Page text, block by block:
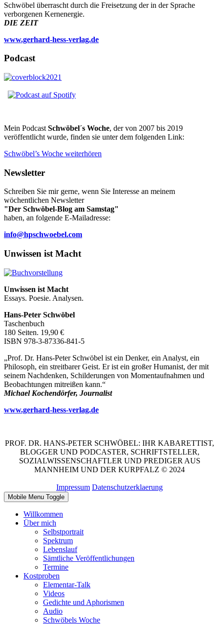
Schwöbel überrascht durch die Freisetzung der in der Sprache
verborgenen Kernenergie.
DIE ZEIT
www.gerhard-hess-verlag.de
Podcast
Mein Podcast Schwöbel´s Woche, der von 2007 bis 2019
veröffentlicht wurde, finden sie unter dem folgenden Link:
Schwöbel’s Woche weiterhören
Newsletter
Schreiben Sie mir gerne, wenn Sie Interesse an meinem
wöchentlichen Newsletter
"Der Schwöbel-Blog am Samstag"
haben, an folgende E-Mailadresse:
info@hpschwoebel.com
Unwissen ist Macht
Unwissen ist Macht
Essays. Poesie. Analysen.
Hans-Peter Schwöbel
Taschenbuch
180 Seiten. 19,90 €
ISBN 978-3-87336-841-5
„Prof. Dr. Hans-Peter Schwöbel ist ein Denker, ein Analyst, ein
Philosoph, ein streitbarer Geist. Er ist ein großer Humanist, der mit
seinem Nachdenken, Schilderungen von Momentaufnahmen und
Beobachtungen mitreißen kann.“
Michael Kochendörfer, Journalist
www.gerhard-hess-verlag.de
PROF. DR. HANS-PETER SCHWÖBEL: IHR KABARETTIST,
BLOGGER UND PODCASTER, SCHRIFTSTELLER,
SOZIALWISSENSCHAFTLER UND PREDIGER AUS
MANNHEIM UND DER KURPFALZ © 2024
Impressum Datenschutzerklaerung
Mobile Menu Toggle
Willkommen
Über mich
Selbstportrait
Spektrum
Lebenslauf
Sämtliche Veröffentlichungen
Termine
Kostproben
Elementar-Talk
Videos
Gedichte und Aphorismen
Audio
Schwöbels Woche